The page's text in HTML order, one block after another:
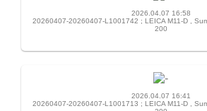
2026.04.07 16:58
20260407-20260407-L1001742 ; LEICA M11-D ,
200
2026.04.07 16:41
20260407-20260407-L1001713 ; LEICA M11-D ,